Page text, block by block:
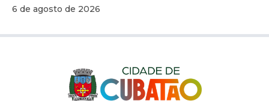
6 de agosto de 2026